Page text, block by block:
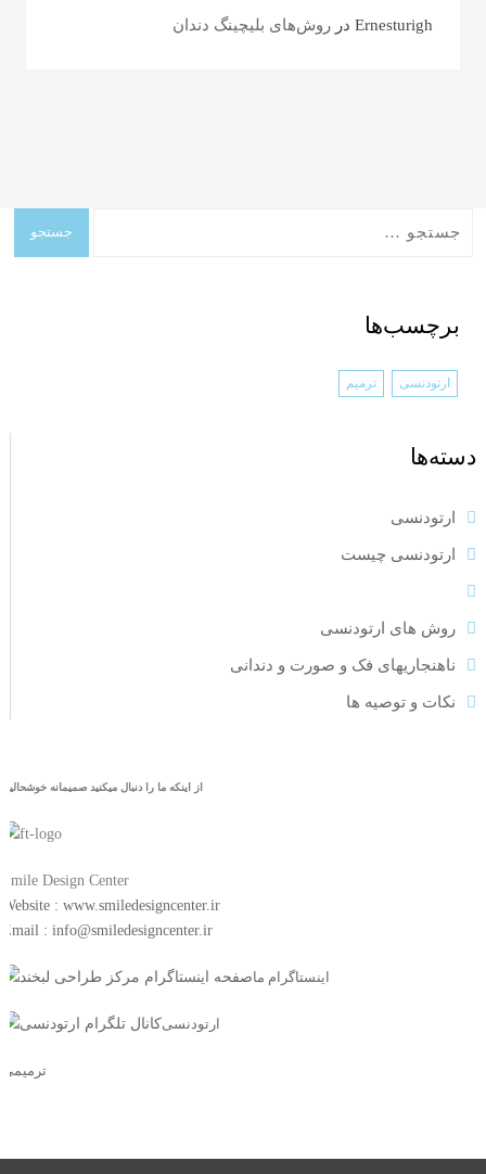
Ernesturighدر روش‌های بلیچینگ دندان
برچسب‌ها
ارتودنسی ترمیم
دسته‌ها
ارتودنسی
ارتودنسی چیست
روش های ارتودنسی
ناهنجاریهای فک و صورت و دندانی
نکات و توصیه ها
از اینکه ما را دنبال میکنید صمیمانه خوشحالیم
Smile Design Center
Website : www.smiledesigncenter.ir
Email : info@smiledesigncenter.ir
اینستاگرام ما
ارتودنسی
ترمیمی